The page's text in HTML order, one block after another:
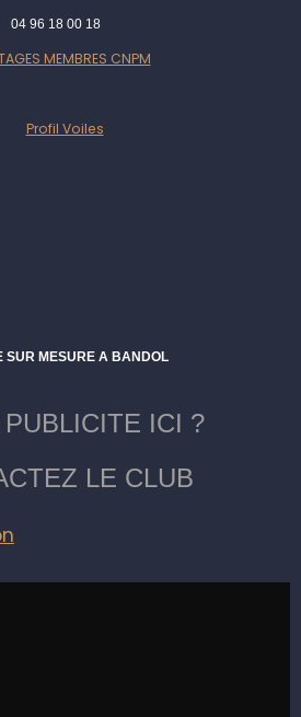
04 96 18 00 18
MEMBRES CNPM
SUR MESURE A BANDOL
ICI ?
LE CLUB